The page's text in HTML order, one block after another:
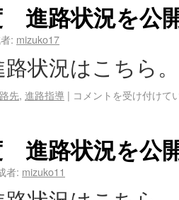
進路状況を公
: mizuko17
状況はこちら。
先, 進路指導 | コメントを受け付けて
進路状況を公
者: mizuko11